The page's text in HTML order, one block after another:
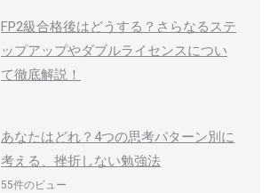
FP2級合格後はどうする？さらなるステ
ップアップやダブルライセンスについ
て徹底解説！
あなたはどれ？4つの思考パターン別に
考える、挫折しない勉強法
55件のビュー